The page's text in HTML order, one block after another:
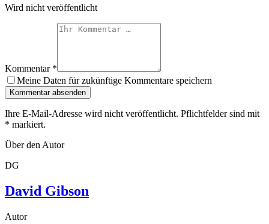
Wird nicht veröffentlicht
Kommentar *
Meine Daten für zukünftige Kommentare speichern
Kommentar absenden
Ihre E-Mail-Adresse wird nicht veröffentlicht. Pflichtfelder sind mit
* markiert.
Über den Autor
DG
David Gibson
Autor